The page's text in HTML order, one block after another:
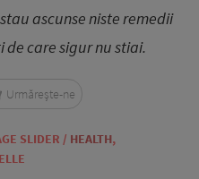
ascunse niste remedii
care sigur nu stiai.
SLIDER / HEALTH,
ELLE
Urmărește-ne